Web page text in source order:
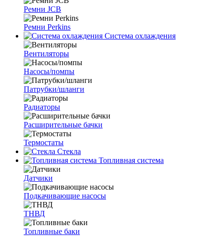
Ремни JCB
Ремни Perkins
Система охлаждения
Вентиляторы
Насосы/помпы
Патрубки/шланги
Радиаторы
Расширительные бачки
Термостаты
Стекла
Топливная система
Датчики
Подкачивающие насосы
ТНВД
Топливные баки